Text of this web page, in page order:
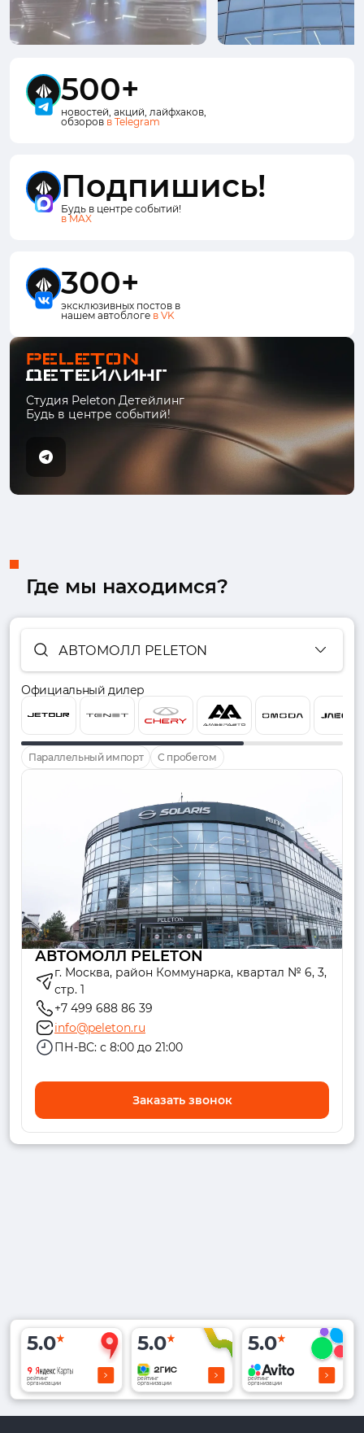
500+
новостей, акций, лайфхаков,
обзоров в Telegram
Подпишись!
Будь в центре событий!
в MAX
300+
эксклюзивных постов в
нашем автоблоге в VK
Студия Peleton Детейлинг
Будь в центре событий!
Где мы находимся?
АВТОМОЛЛ PELETON
Официальный дилер
Параллельный импорт С пробегом
АВТОМОЛЛ PELETON
г. Москва, район Коммунарка, квартал № 6, 3,
стр. 1
+7 499 688 86 39
info@peleton.ru
ПН-ВС: с 8:00 до 21:00
Заказать звонок
5.0
рейтинг
организации
5.0
рейтинг
организации
5.0
рейтинг
организации